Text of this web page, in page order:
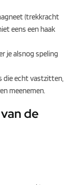
(trekkracht
eens een haak
je alsnog speling
die echt vastzitten,
meenemen.
de